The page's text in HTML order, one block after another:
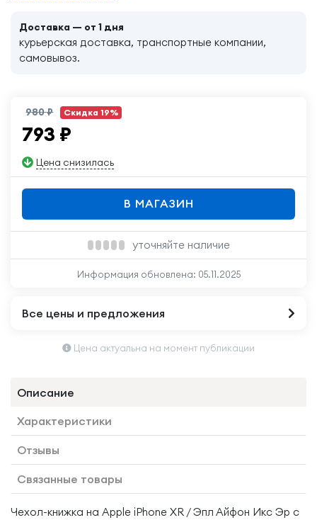
Доставка — от 1 дня
курьерская доставка, транспортные компании,
самовывоз.
980 ₽ Скидка 19%
793 ₽
Цена снизилась
В МАГАЗИН
уточняйте наличие
Информация обновлена: 05.11.2025
Все цены и предложения
Цена актуальна на момент публикации
Описание
Характеристики
Отзывы
Связанные товары
Чехол-книжка на Apple iPhone XR / Эпл Айфон Икс Эр с